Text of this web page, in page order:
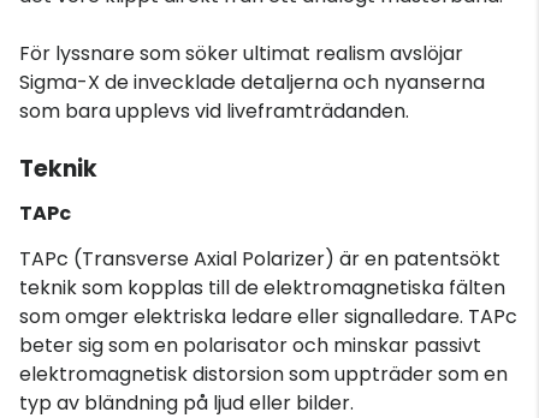
För lyssnare som söker ultimat realism avslöjar
Sigma-X de invecklade detaljerna och nyanserna
som bara upplevs vid liveframträdanden.
Teknik
TAPc
TAPc (Transverse Axial Polarizer) är en patentsökt
teknik som kopplas till de elektromagnetiska fälten
som omger elektriska ledare eller signalledare. TAPc
beter sig som en polarisator och minskar passivt
elektromagnetisk distorsion som uppträder som en
typ av bländning på ljud eller bilder.